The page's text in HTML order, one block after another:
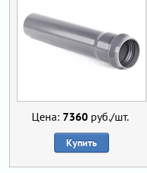
Цена: 7360руб./шт.
Купить